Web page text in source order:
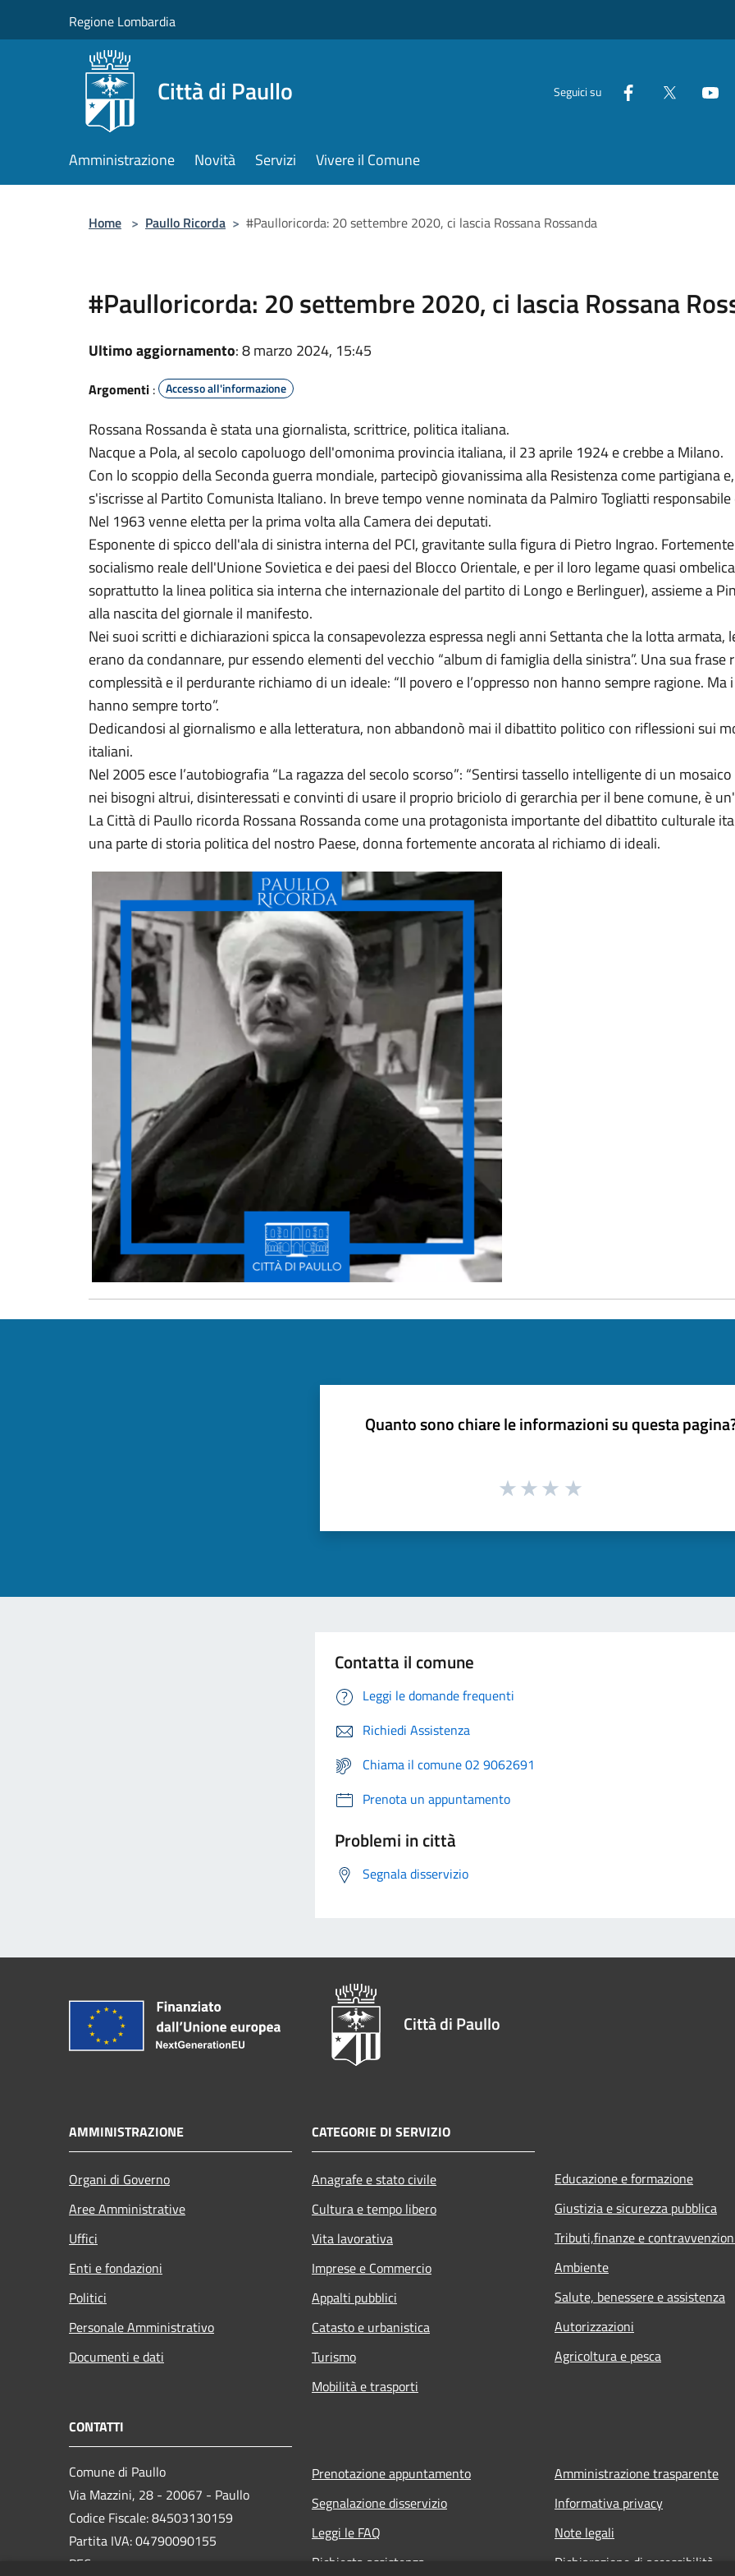
Regione Lombardia
Città di Paullo Seguici su
Amministrazione Novità Servizi Vivere il Comune
Home > Paullo Ricorda > #Paulloricorda: 20 settembre 2020, ci lascia Rossana Rossanda
#Paulloricorda: 20 settembre 2020, ci lascia Rossana
Ultimo aggiornamento: 8 marzo 2024, 15:45
Argomenti : Accesso all'informazione
Rossana Rossanda è stata una giornalista, scrittrice, politica italiana.
Nacque a Pola, al secolo capoluogo dell'omonima provincia italiana, il 23 aprile 1924 e crebbe a Milano.
Con lo scoppio della Seconda guerra mondiale, partecipò giovanissima alla Resistenza come partigiana
s'iscrisse al Partito Comunista Italiano. In breve tempo venne nominata da Palmiro Togliatti
Nel 1963 venne eletta per la prima volta alla Camera dei deputati.
Esponente di spicco dell'ala di sinistra interna del PCI, gravitante sulla figura di Pietro Ingrao.
socialismo reale dell'Unione Sovietica e dei paesi del Blocco Orientale, e per il loro legame quasi
soprattutto la linea politica sia interna che internazionale del partito di Longo e Berlinguer), assieme a
alla nascita del giornale il manifesto.
Nei suoi scritti e dichiarazioni spicca la consapevolezza espressa negli anni Settanta che la lotta
erano da condannare, pur essendo elementi del vecchio “album di famiglia della sinistra”. Una sua frase
complessità e il perdurante richiamo di un ideale: “Il povero e l’oppresso non hanno sempre ragione.
hanno sempre torto”.
Dedicandosi al giornalismo e alla letteratura, non abbandonò mai il dibattito politico con riflessioni sui
italiani.
Nel 2005 esce l’autobiografia “La ragazza del secolo scorso”: “Sentirsi tassello intelligente di un
nei bisogni altrui, disinteressati e convinti di usare il proprio briciolo di gerarchia per il bene comune, è
La Città di Paullo ricorda Rossana Rossanda come una protagonista importante del dibattito culturale
una parte di storia politica del nostro Paese, donna fortemente ancorata al richiamo di ideali.
Quanto sono chiare le informazioni su questa
Contatta il comune
Leggi le domande frequenti
Richiedi Assistenza
Chiama il comune 02 9062691
Prenota un appuntamento
Problemi in città
Segnala disservizio
Città di Paullo
AMMINISTRAZIONE
Organi di Governo
Aree Amministrative
Uffici
Enti e fondazioni
Politici
Personale Amministrativo
Documenti e dati
CATEGORIE DI SERVIZIO
Anagrafe e stato civile
Cultura e tempo libero
Vita lavorativa
Imprese e Commercio
Appalti pubblici
Catasto e urbanistica
Turismo
Mobilità e trasporti
Educazione e formazione
Giustizia e sicurezza pubblica
Tributi,finanze e
Ambiente
Salute, benessere e assistenza
Autorizzazioni
Agricoltura e pesca
CONTATTI
Comune di Paullo
Via Mazzini, 28 - 20067 - Paullo
Codice Fiscale: 84503130159
Partita IVA: 04790090155
PEC:
Prenotazione appuntamento
Segnalazione disservizio
Leggi le FAQ
Richiesta assistenza
Amministrazione trasparente
Informativa privacy
Note legali
Dichiarazione di accessibilità